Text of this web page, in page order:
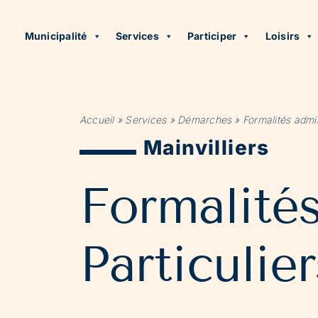
Municipalité Services Participer Loisirs
Accueil» Services» Démarches» Formalités
Mainvilliers